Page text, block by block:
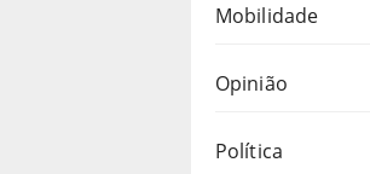
Mobilidade
Opinião
Política